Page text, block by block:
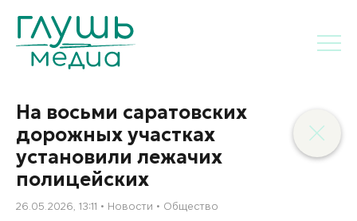
На восьми саратовских
дорожных участках
установили лежачих
полицейских
26.05.2026, 13:11 Новости Общество